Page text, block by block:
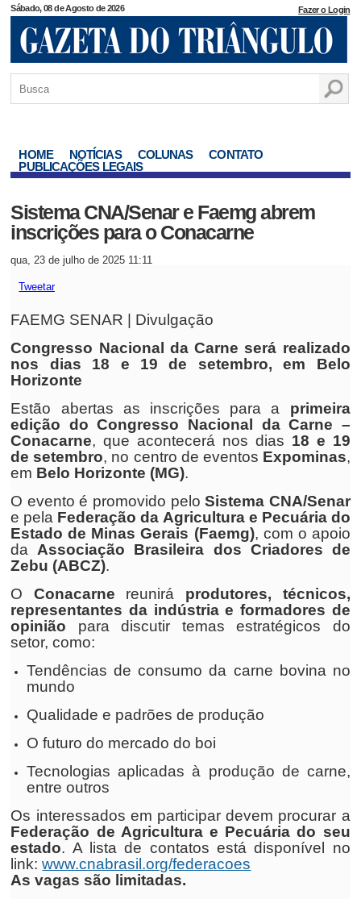
Sábado, 08 de Agosto de 2026 Fazer o Login
HOME NOTÍCIAS COLUNAS
CONTATO
PUBLICAÇÕES LEGAIS
Sistema CNA/Senar e Faemg abrem
inscrições para o Conacarne
qua, 23 de julho de 2025 11:11
Tweetar
FAEMG SENAR | Divulgação
Congresso Nacional da Carne será realizado
nos dias 18 e 19 de setembro, em Belo
Horizonte
Estão abertas as inscrições para a primeira
edição do Congresso Nacional da Carne –
Conacarne, que acontecerá nos dias 18 e 19
de setembro, no centro de eventos Expominas,
em Belo Horizonte (MG).
O evento é promovido peloSistema CNA/Senar
e pela Federação da Agricultura e Pecuária do
Estado de Minas Gerais (Faemg), com o apoio
da Associação Brasileira dos Criadores de
Zebu (ABCZ).
O Conacarne reunirá produtores, técnicos,
representantes da indústria e formadores de
opinião para discutir temas estratégicos do
setor, como:
Tendências de consumo da carne bovina no
mundo
Qualidade e padrões de produção
O futuro do mercado do boi
Tecnologias aplicadas à produção de carne,
entre outros
Os interessados em participar devem procurar a
Federação de Agricultura e Pecuária do seu
estado. A lista de contatos está disponível no
link:www.cnabrasil.org/federacoes
As vagas são limitadas.